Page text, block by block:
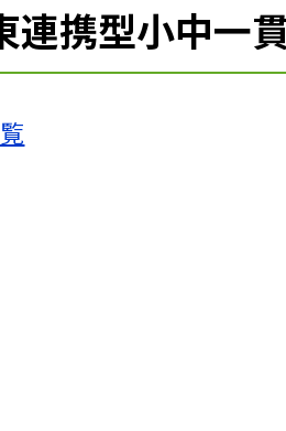
連携型小中一